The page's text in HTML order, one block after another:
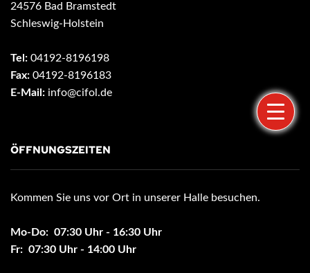
24576 Bad Bramstedt
Schleswig-Holstein
Tel: 04192-8196198
Fax: 04192-8196183
E-Mail: info@cifol.de
ÖFFNUNGSZEITEN
Kommen Sie uns vor Ort in unserer Halle besuchen.
Mo-Do: 07:30 Uhr - 16:30 Uhr
Fr: 07:30 Uhr - 14:00 Uhr